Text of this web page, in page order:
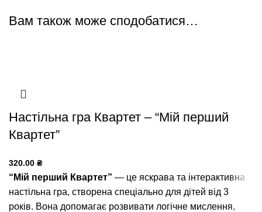
Вам також може сподобатися…
Настільна гра Квартет – “Мій перший
Квартет”
320.00 ₴
“Мій перший Квартет” — це яскрава та інтерактивна
настільна гра, створена спеціально для дітей від 3
років. Вона допомагає розвивати логічне мислення,